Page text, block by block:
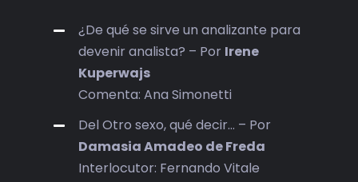
¿De qué se sirve un analizante para
devenir analista? – Por Irene
Kuperwajs
Comenta: Ana Simonetti
Del Otro sexo, qué decir… – Por
Damasia Amadeo de Freda
Interlocutor: Fernando Vitale